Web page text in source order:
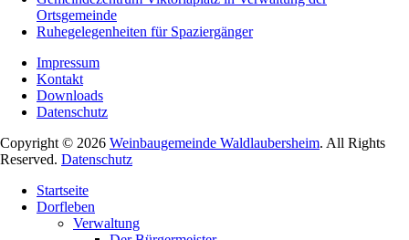
Ortsgemeinde
Ruhegelegenheiten für Spaziergänger
Impressum
Kontakt
Downloads
Datenschutz
Copyright © 2026 Weinbaugemeinde Waldlaubersheim. All Rights
Reserved. Datenschutz
oben
scrollen
Startseite
Dorfleben
Verwaltung